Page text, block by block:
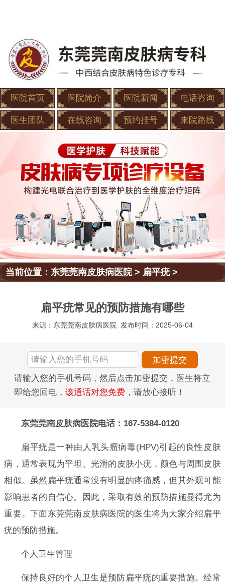
医院首页 医院简介 医院新闻 电话咨询
医生团队 在线咨询 预约挂号 来院路线
当前位置：东莞莞南皮肤病医院> 扁平疣>
扁平疣常见的预防措施有哪些
来源：东莞莞南皮肤病医院 发布时间：2025-06-04
请输入您的手机号码，然后点击加密提交，医生将立
即给您回电， 该通话对您免费 ，请放心接听！
东莞莞南皮肤病医院电话：167-5384-0120
扁平疣是一种由人乳头瘤病毒(HPV)引起的良性皮肤
病，通常表现为平坦、光滑的皮肤小疣，颜色与周围皮肤
相似。虽然扁平疣通常没有明显的疼痛感，但其外观可能
影响患者的自信心。因此，采取有效的预防措施显得尤为
重要。下面东莞莞南皮肤病医院的医生将为大家介绍扁平
疣的预防措施。
个人卫生管理
保持良好的个人卫生是预防扁平疣的重要措施。经常